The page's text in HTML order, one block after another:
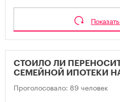
СТОИЛО ЛИ
СЕМЕЙНОЙ ИПОТЕКИ
Проголосовало: 89 человек